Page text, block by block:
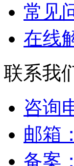
常见
在线
联系我
咨询
邮箱
备案